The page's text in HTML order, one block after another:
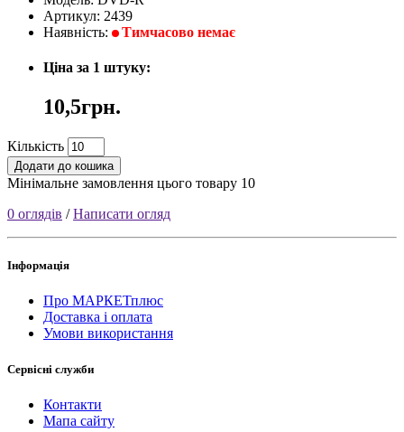
Артикул: 2439
Наявність:
Тимчасово немає
Ціна за 1 штуку:
10,5грн.
Кількість
Додати до кошика
Мінімальне замовлення цього товару 10
0 оглядів /Написати огляд
Інформація
Про МАРКЕТплюс
Доставка і оплата
Умови використання
Сервісні служби
Контакти
Мапа сайту